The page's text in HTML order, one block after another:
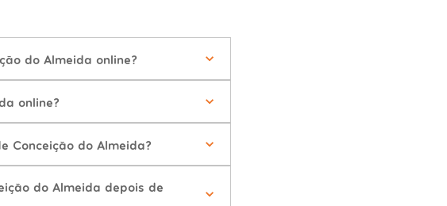
do Almeida online?
online?
Conceição do Almeida?
do Almeida depois de